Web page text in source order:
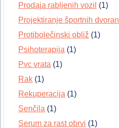
Prodaja rabljenih vozil (1)
Projektiranje športnih dvoran
Protibolečinski obliž (1)
Psihoterapija (1)
Pvc vrata (1)
Rak (1)
Rekuperacija (1)
Senčila (1)
Serum za rast obrvi (1)